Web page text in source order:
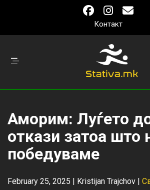
Контакт
Аморим: Луѓето
откази затоа што
победуваме
February 25, 2025 | Kristijan Trajchov |